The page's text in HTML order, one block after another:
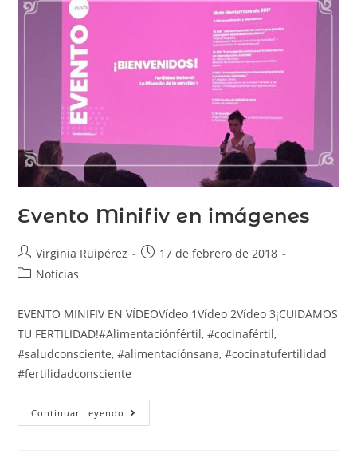
Evento Minifiv en imágenes
Virginia Ruipérez
17 de febrero de 2018
Noticias
EVENTO MINIFIV EN VÍDEOVídeo 1Vídeo 2Vídeo 3¡CUIDAMOS
TU FERTILIDAD!#Alimentaciónfértil, #cocinafértil,
#saludconsciente, #alimentaciónsana, #cocinatufertilidad
#fertilidadconsciente
Continuar Leyendo